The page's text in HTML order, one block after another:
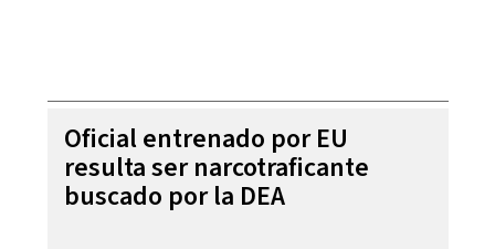
Oficial entrenado por EU
resulta ser narcotraficante
buscado por la DEA